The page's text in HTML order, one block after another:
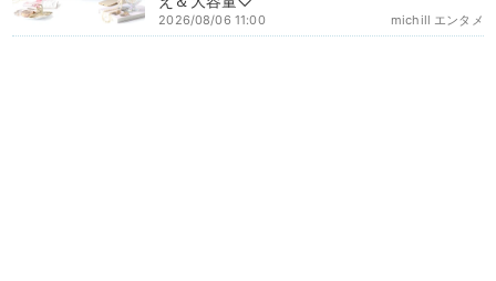
michill エンタメ
2026/08/06 11:00